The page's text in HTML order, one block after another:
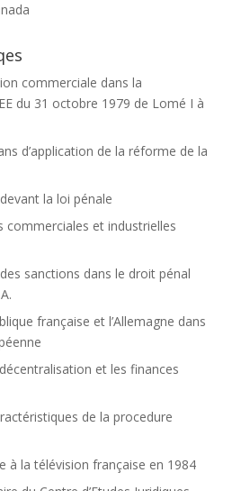
commerciale dans la
du 31 octobre 1979 de Lomé I à
d’application de la réforme de la
la loi pénale
commerciales et industrielles
sanctions dans le droit pénal
française et l’Allemagne dans
et les finances
de la procedure
à la télévision française en 1984